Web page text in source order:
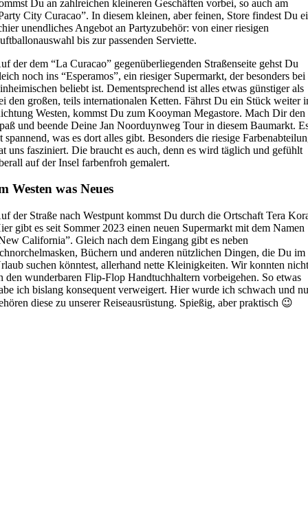
Du an zahlreichen kleineren Geschäften vorbei, so auch am
City Curacao”. In diesem kleinen, aber feinen, Store findest Du
unendliches Angebot an Partyzubehör: von einer riesigen
bis zur passenden Serviette.
der dem “La Curacao” gegenüberliegenden Straßenseite gehst Du
noch ins “Esperamos”, ein riesiger Supermarkt, der besonders bei
beliebt ist. Dementsprechend ist alles etwas günstiger als
den großen, teils internationalen Ketten. Fährst Du ein Stück weiter
Westen, kommst Du zum Kooyman Megastore. Mach Dir den
und beende Deine Jan Noorduynweg Tour in diesem Baumarkt.
spannend, was es dort alles gibt. Besonders die riesige
uns fasziniert. Die braucht es auch, denn es wird täglich und gefühlt
auf der Insel farbenfroh gemalert.
Westen was Neues
der Straße nach Westpunt kommst Du durch die Ortschaft Tera
gibt es seit Sommer 2023 einen neuen Supermarkt mit dem Namen
California”. Gleich nach dem Eingang gibt es neben
Büchern und anderen nützlichen Dingen, die Du im
suchen könntest, allerhand nette Kleinigkeiten. Wir konnten
den wunderbaren Flip-Flop Handtuchhaltern vorbeigehen. So etwas
ich bislang konsequent verweigert. Hier wurde ich schwach und
diese zu unserer Reiseausrüstung. Spießig, aber praktisch 😉